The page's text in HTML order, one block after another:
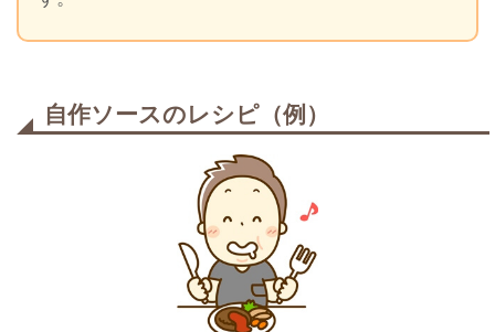
自作ソースのレシピ（例）